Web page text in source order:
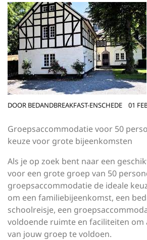
DOOR BEDANDBREAKFAST-ENSCHEDE 01
Groepsaccommodatie voor 50
keuze voor grote bijeenkomsten
Als je op zoek bent naar een
voor een grote groep van 50
groepsaccommodatie de ideale
om een familiebijeenkomst, een
schoolreisje, een
voldoende ruimte en faciliteiten om
van jouw groep te voldoen.